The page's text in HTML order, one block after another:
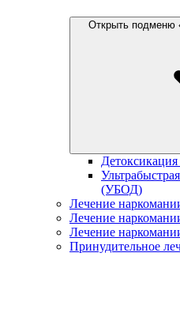
Открыть подменю
(УБОД)
Лечение
Лечение
Лечение
Принудительное